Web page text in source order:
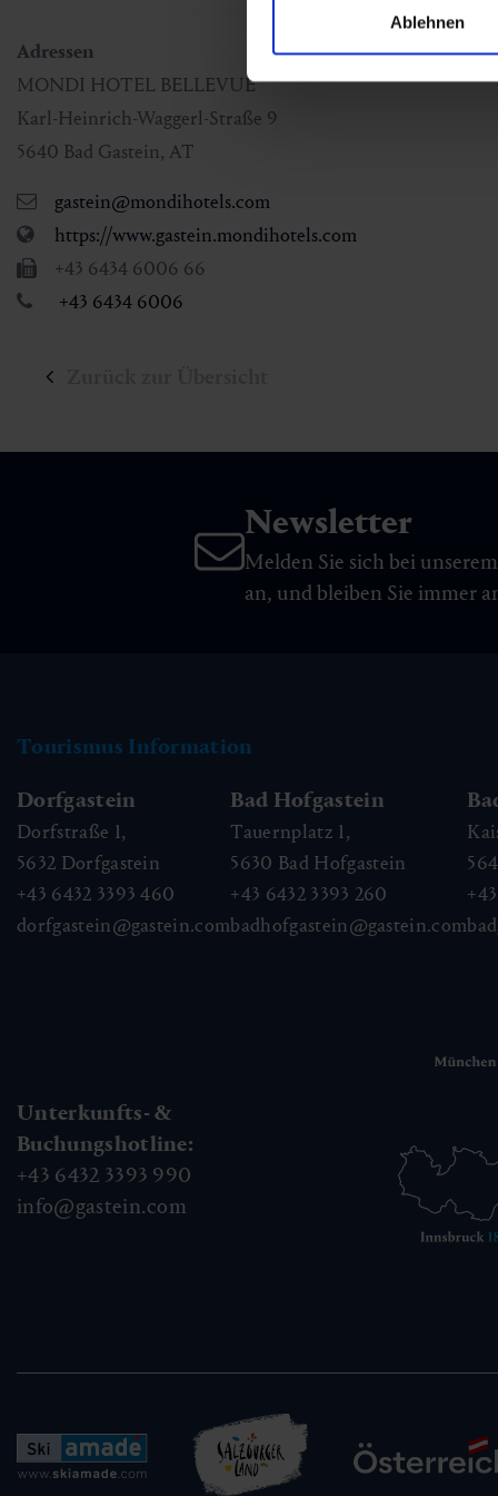
Ablehnen
Adressen
MONDI HOTEL BELLEVUE
Karl-Heinrich-Waggerl-Straße 9
5640 Bad Gastein, AT
gastein@mondihotels.com
https://www.gastein.mondihotels.com
+43 6434 6006 66
+43 6434 6006
Newsletter
Melden Sie sich bei
an, und bleiben Sie immer
Tourismus Information
Dorfgastein
Dorfstraße 1,
5632 Dorfgastein
+43 6432 3393 460
dorfgastein@gastein.com
Bad Hofgastein
Tauernplatz 1,
5630 Bad Hofgastein
+43 6432 3393 260
badhofgastein@gastein.com
Unterkunfts- &
Buchungshotline:
+43 6432 3393 990
info@gastein.com